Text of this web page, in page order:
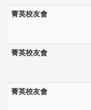
菁英校友會
菁英校友會
菁英校友會